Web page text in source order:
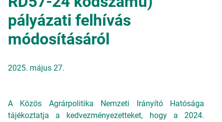
pályázati felhívás
módosításáról
2025. május 27.
A Közös Agrárpolitika Nemzeti Irányító Hatósága
tájékoztatja a kedvezményezetteket, hogy a 2024.